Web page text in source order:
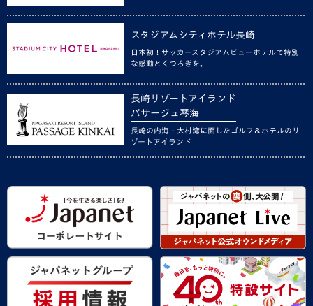
スタジアムシティホテル長崎
日本初！サッカースタジアムビューホテルで特別
な感動とくつろぎを。
長崎リゾートアイランド
パサージュ琴海
長崎の内海・大村湾に面したゴルフ＆ホテルのリ
ゾートアイランド